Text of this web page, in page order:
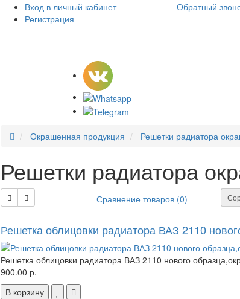
Вход в личный кабинет
Регистрация
Обратный
Окрашенная продукция Решетки радиатора
Решетки радиатора
Сравнение товаров (0)
Решетка облицовки радиатора ВАЗ 2110
Решетка облицовки радиатора ВАЗ 2110 нового
900.00 р.
В корзину